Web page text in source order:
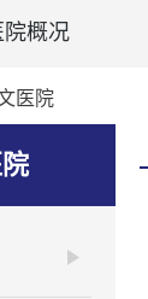
院概况
医院